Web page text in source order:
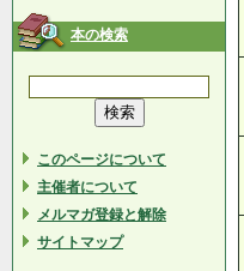
本の検索
このページについて
主催者について
メルマガ登録と解除
サイトマップ